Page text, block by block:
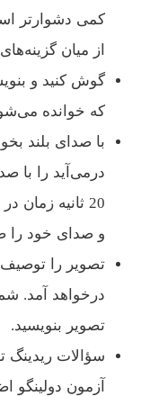
کمی دشوارتر
از میان
گوش کنید و
که خوانده
با صدای بلند
درمی‌آید را با
20 ثانیه زمان
و صدای خود را
تصویر را توصیف
درخواهد آمد.
تصویر بنویسید.
سؤالات ریدینگ
آزمون دولینگو